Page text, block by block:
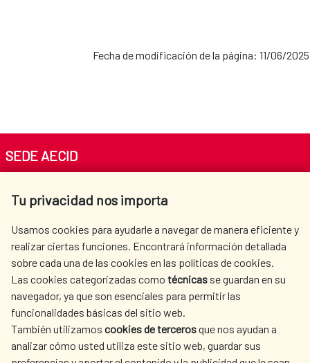
Fecha de modificación de la página: 11/06/2025
Tu privacidad nos importa
Usamos cookies para ayudarle a navegar de manera eficiente y
realizar ciertas funciones. Encontrará información detallada
sobre cada una de las cookies en las políticas de cookies.
Las cookies categorizadas como técnicas se guardan en su
navegador, ya que son esenciales para permitir las
funcionalidades básicas del sitio web.
También utilizamos cookies de tercerosque nos ayudan a
analizar cómo usted utiliza este sitio web, guardar sus
SEDE AECID
Tel. +34 900 20 30 54​​​​​​​
AECID
WHERE DO WE COOPERATE?
SPANISH HUMANITARIAN
ACTION
PRESS ROOM
CULTURE AND SCIENCE LIBRARY